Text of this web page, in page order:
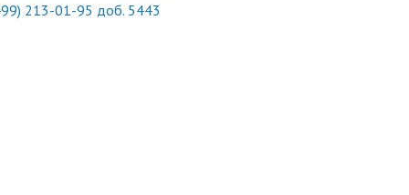
213-01-95 доб. 5443